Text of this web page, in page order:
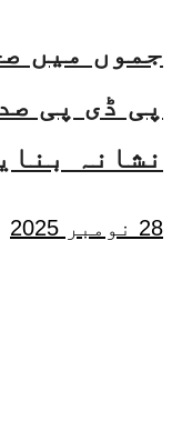
جموں میں
پی ڈی پی
نشانہ
28 نومبر 2025